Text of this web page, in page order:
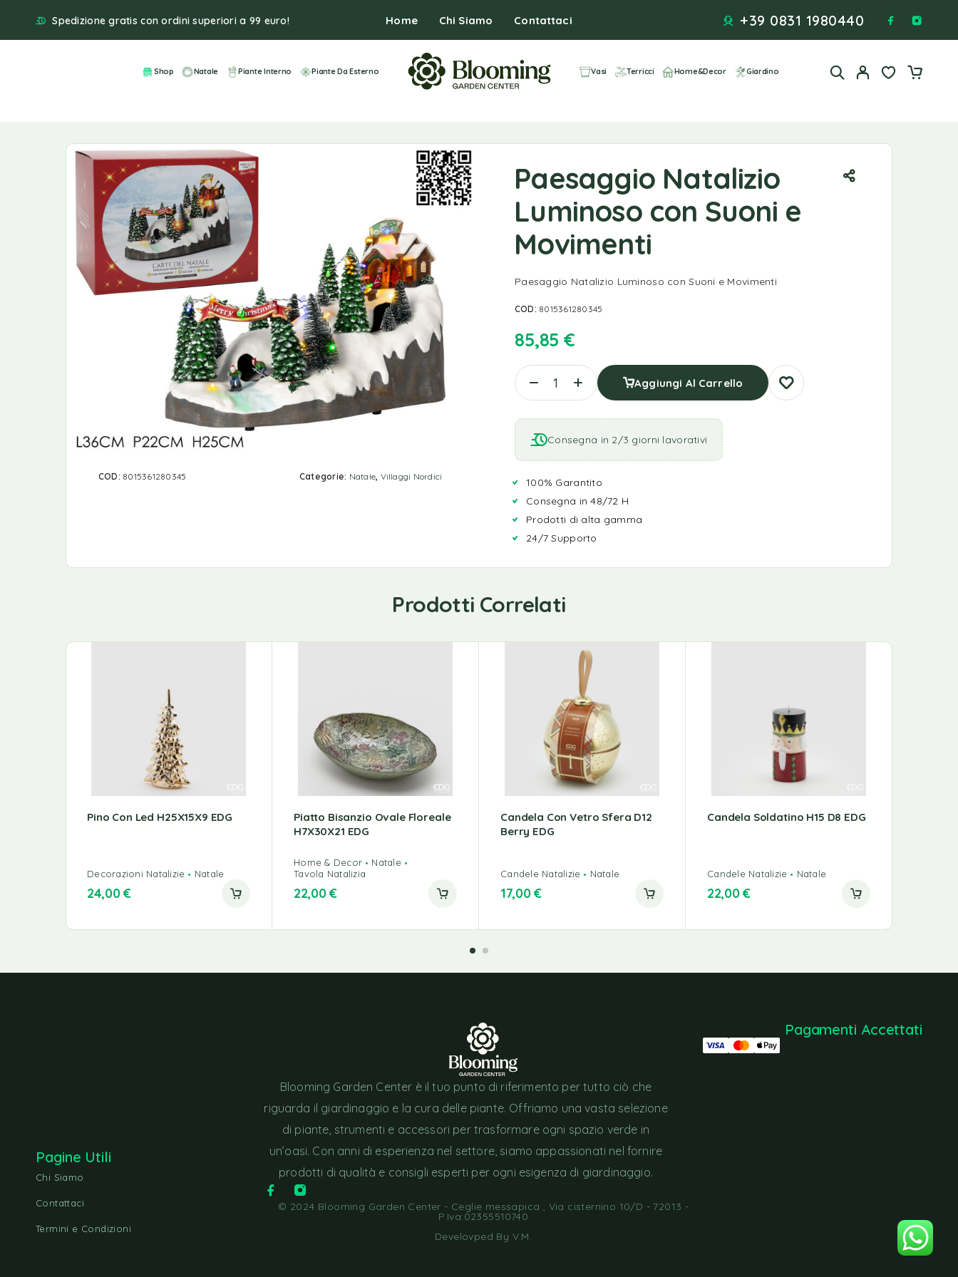
Spedizione gratis con ordini superiori a 99 euro! Home Chi Siamo Contattaci +39 0831 1980440
Shop Natale Piante Interno Piante Da Esterno Vasi Terricci Home&Decor Giardino
COD: 8015361280345 Categorie: Natale, Villaggi Nordici
Paesaggio Natalizio
Luminoso con Suoni e
Movimenti
Paesaggio Natalizio Luminoso con Suoni e Movimenti
COD: 8015361280345
85,85 €
Aggiungi Al Carrello
Consegna in 2/3 giorni lavorativi
100% Garantito
Consegna in 48/72 H
Prodotti di alta gamma
24/7 Supporto
Prodotti Correlati
Pino Con Led H25X15X9 EDG
Decorazioni Natalizie Natale
24,00€
Piatto Bisanzio Ovale Floreale
H7X30X21 EDG
Home & Decor
Natale
Tavola Natalizia
22,00€
Candela Con Vetro Sfera D12
Berry EDG
Candele Natalizie Natale
17,00€
Candela Soldatino H15 D8 EDG
Candele Natalizie Natale
22,00€
Pagine Utili
Chi Siamo
Contattaci
Termini e Condizioni
Blooming Garden Center è il tuo punto di riferimento per tutto ciò che
riguarda il giardinaggio e la cura delle piante. Offriamo una vasta selezione
di piante, strumenti e accessori per trasformare ogni spazio verde in
un’oasi. Con anni di esperienza nel settore, siamo appassionati nel fornire
prodotti di qualità e consigli esperti per ogni esigenza di giardinaggio.
© 2024 Blooming Garden Center - Ceglie messapica , Via cisternino 10/D - 72013 -
P.Iva:02355510740
Develovped By V.M.
Pagamenti Accettati